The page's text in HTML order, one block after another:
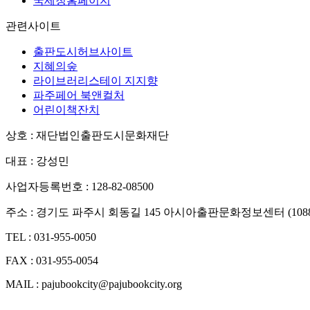
관련사이트
출판도시허브사이트
지혜의숲
라이브러리스테이 지지향
파주페어 북앤컬처
어린이책잔치
상호 : 재단법인출판도시문화재단
대표 : 강성민
사업자등록번호 : 128-82-08500
주소 : 경기도 파주시 회동길 145 아시아출판문화정보센터
TEL : 031-955-0050
FAX : 031-955-0054
MAIL : pajubookcity@pajubookcity.org